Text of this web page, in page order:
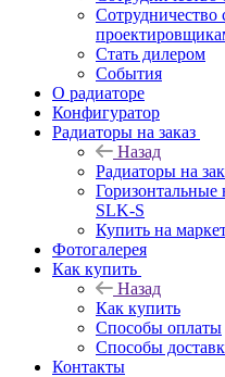
Сотрудничество
Стать дилером
События
О радиаторе
Конфигуратор
Радиаторы на заказ
Назад
Радиаторы на
Горизонтальные
SLK-S
Купить на
Фотогалерея
Как купить
Назад
Как купить
Способы оплаты
Способы
Контакты